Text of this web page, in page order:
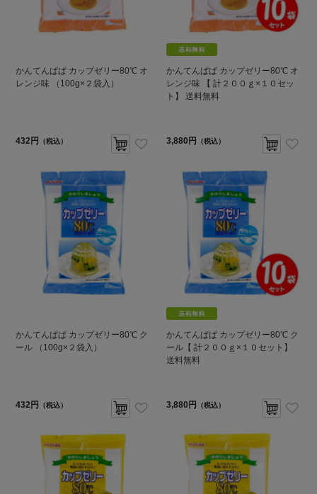
かんてんぱぱ カップゼリー80℃ オ
レンジ味 （100g×２袋入）
432円 （税込）
かんてんぱぱ カップゼリー80℃ オ
レンジ味 【 計２００ｇ×１０セッ
ト】 送料無料
3,880円 （税込）
かんてんぱぱ カップゼリー80℃ ク
ール （100g×２袋入）
432円 （税込）
かんてんぱぱ カップゼリー80℃ ク
ール【 計２００ｇ×１０セット】
送料無料
3,880円 （税込）